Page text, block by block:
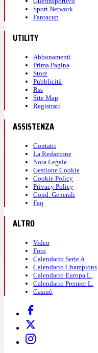
Sport Network
Fantacup
UTILITY
Abbonamenti
Prima Pagina
Store
Pubblicità
Rss
Site Map
Registrati
ASSISTENZA
Contatti
La Redazione
Nota Legale
Gestione Cookie
Cookie Policy
Privacy Policy
Cond. Generali
Faq
ALTRO
Video
Foto
Calendario Serie A
Calendario Champions
Calendario Europa L.
Calendario Premier L.
Casinò